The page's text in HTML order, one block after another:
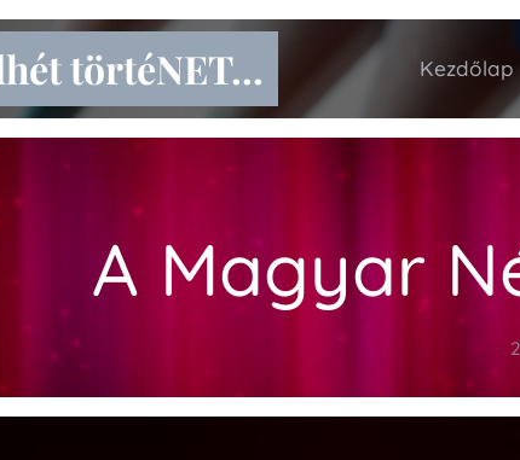
törtéNET... Kezdőlap
A Magyar